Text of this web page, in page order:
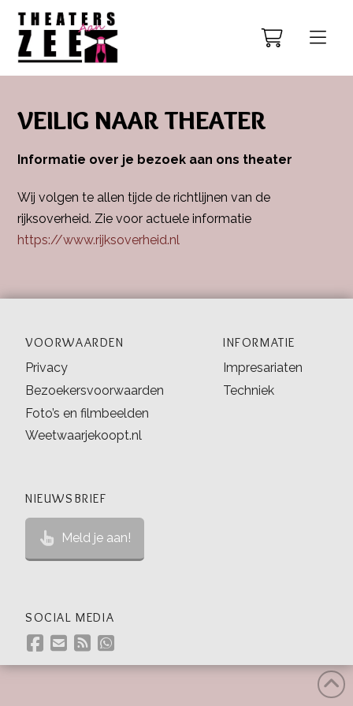
VEILIG NAAR THEATER
Informatie over je bezoek aan ons theater
Wij volgen te allen tijde de richtlijnen van de
rijksoverheid. Zie voor actuele informatie
https://www.rijksoverheid.nl
VOORWAARDEN
Privacy
Bezoekersvoorwaarden
Foto’s en filmbeelden
Weetwaarjekoopt.nl
INFORMATIE
Impresariaten
Techniek
NIEUWSBRIEF
Meld je aan!
SOCIAL MEDIA